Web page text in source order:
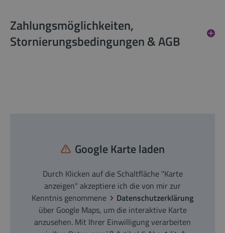
Zahlungsmöglichkeiten,
Stornierungsbedingungen & AGB
Google Karte laden
Durch Klicken auf die Schaltfläche "Karte
anzeigen" akzeptiere ich die von mir zur
Kenntnis genommene
Datenschutzerklärung
über Google Maps, um die interaktive Karte
anzusehen. Mit Ihrer Einwilligung verarbeiten